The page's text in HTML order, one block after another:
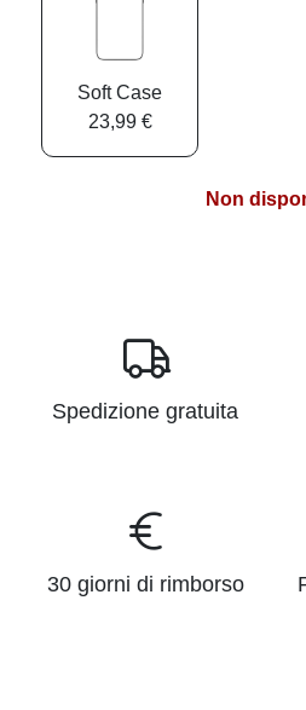
Soft Case
23,99 €
Non
Spedizione gratuita
30 giorni di rimborso